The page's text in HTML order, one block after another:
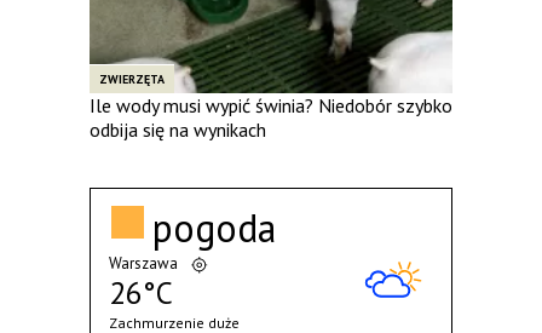
ZWIERZĘTA
Ile wody musi wypić świnia? Niedobór szybko
odbija się na wynikach
pogoda
Warszawa
26°C
Zachmurzenie duże